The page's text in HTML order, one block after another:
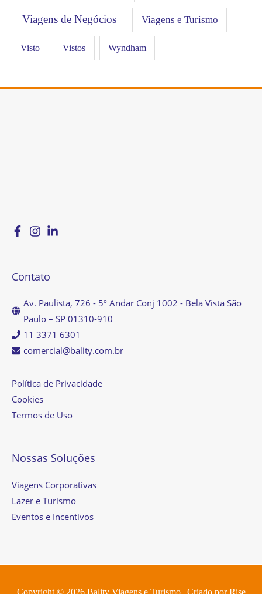
Viagens de Negócios Viagens e Turismo
Visto Vistos Wyndham
Contato
Av. Paulista, 726 - 5º Andar Conj 1002 - Bela Vista São
Paulo – SP 01310-910
11 3371 6301
comercial@bality.com.br
Política de Privacidade
Cookies
Termos de Uso
Nossas Soluções
Viagens Corporativas
Lazer e Turismo
Eventos e Incentivos